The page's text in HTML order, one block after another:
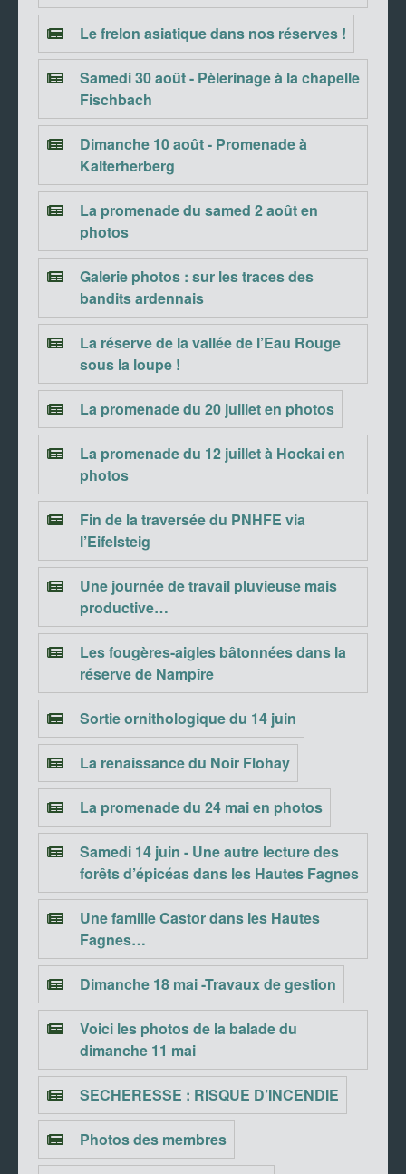
Le frelon asiatique dans nos réserves !
Samedi 30 août - Pèlerinage à la chapelle
Fischbach
Dimanche 10 août - Promenade à
Kalterherberg
La promenade du samed 2 août en
photos
Galerie photos : sur les traces des
bandits ardennais
La réserve de la vallée de l’Eau Rouge
sous la loupe !
La promenade du 20 juillet en photos
La promenade du 12 juillet à Hockai en
photos
Fin de la traversée du PNHFE via
l’Eifelsteig
Une journée de travail pluvieuse mais
productive…
Les fougères-aigles bâtonnées dans la
réserve de Nampîre
Sortie ornithologique du 14 juin
La renaissance du Noir Flohay
La promenade du 24 mai en photos
Samedi 14 juin - Une autre lecture des
forêts d’épicéas dans les Hautes Fagnes
Une famille Castor dans les Hautes
Fagnes…
Dimanche 18 mai -Travaux de gestion
Voici les photos de la balade du
dimanche 11 mai
SECHERESSE : RISQUE D’INCENDIE
Photos des membres